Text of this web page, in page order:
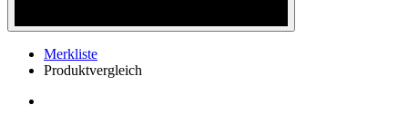
Merkliste
Produktvergleich